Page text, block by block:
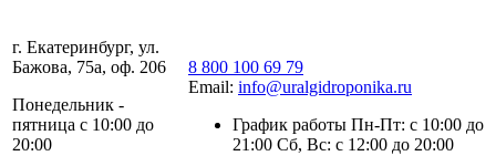
г. Екатеринбург, ул.
Бажова, 75а, оф. 206
Понедельник -
пятница с 10:00 до
20:00
8 800 100 69 79
Email: info@uralgidroponika.ru
График работы Пн-Пт: с 10:00 до
21:00 Сб, Вс: с 12:00 до 20:00